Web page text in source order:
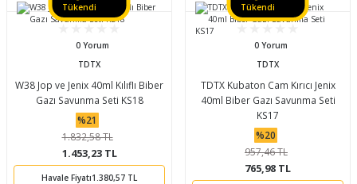
Tükendi
0 Yorum
TDTX
W38 Jop ve Jenix 40ml Kılıflı Biber
Gazı Savunma Seti KS18
%21
1.832,58 TL
1.453,23 TL
Havale Fiyatı1.380,57 TL
Tükendi
0 Yorum
TDTX
TDTX Kubaton Cam Kırıcı Jenix
40ml Biber Gazı Savunma Seti
KS17
%20
957,46 TL
765,98 TL